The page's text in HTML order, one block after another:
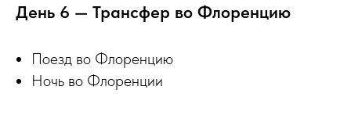
День 6 — Трансфер во Флоренцию
Поезд во Флоренцию
Ночь во Флоренции